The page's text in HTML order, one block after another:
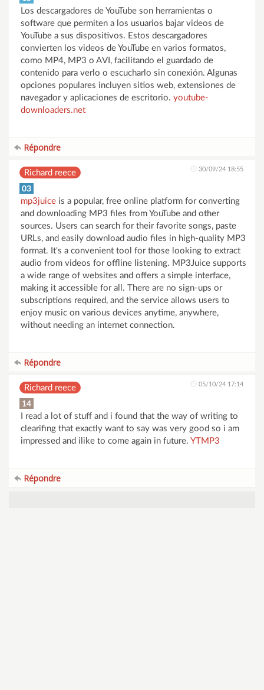
Los descargadores de YouTube son herramientas o
software que permiten a los usuarios bajar videos de
YouTube a sus dispositivos. Estos descargadores
convierten los videos de YouTube en varios formatos,
como MP4, MP3 o AVI, facilitando el guardado de
contenido para verlo o escucharlo sin conexión. Algunas
opciones populares incluyen sitios web, extensiones de
navegador y aplicaciones de escritorio. youtube-
downloaders.net
Répondre
Richard reece 30/09/24 18:55
03
mp3juice is a popular, free online platform for converting
and downloading MP3 files from YouTube and other
sources. Users can search for their favorite songs, paste
URLs, and easily download audio files in high-quality MP3
format. It's a convenient tool for those looking to extract
audio from videos for offline listening. MP3Juice supports
a wide range of websites and offers a simple interface,
making it accessible for all. There are no sign-ups or
subscriptions required, and the service allows users to
enjoy music on various devices anytime, anywhere,
without needing an internet connection.
Répondre
Richard reece 05/10/24 17:14
14
I read a lot of stuff and i found that the way of writing to
clearifing that exactly want to say was very good so i am
impressed and ilike to come again in future. YTMP3
Répondre